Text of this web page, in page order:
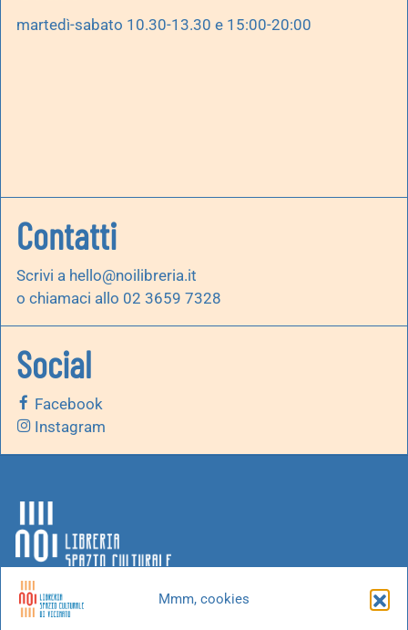
Mmm, cookies
martedì-sabato 10.30-13.30 e 15:00-20:00
Contatti
Scrivi a hello@noilibreria.it
o chiamaci allo 02 3659 7328
Social
Facebook
Instagram